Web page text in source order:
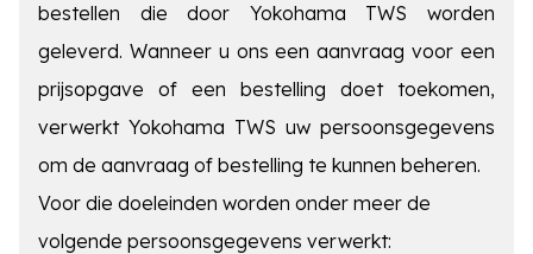
bestellen die door Yokohama TWS worden
geleverd. Wanneer u ons een aanvraag voor een
prijsopgave of een bestelling doet toekomen,
verwerkt Yokohama TWS uw persoonsgegevens
om de aanvraag of bestelling te kunnen beheren.
Voor die doeleinden worden onder meer de
volgende persoonsgegevens verwerkt: